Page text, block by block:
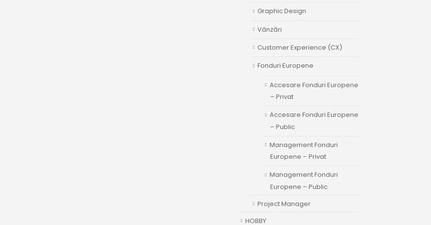
Graphic Design
Vânzări
Customer Experience (CX)
Fonduri Europene
Accesare Fonduri Europene
– Privat
Accesare Fonduri Europene
– Public
Management Fonduri
Europene – Privat
Management Fonduri
Europene – Public
Project Manager
HOBBY